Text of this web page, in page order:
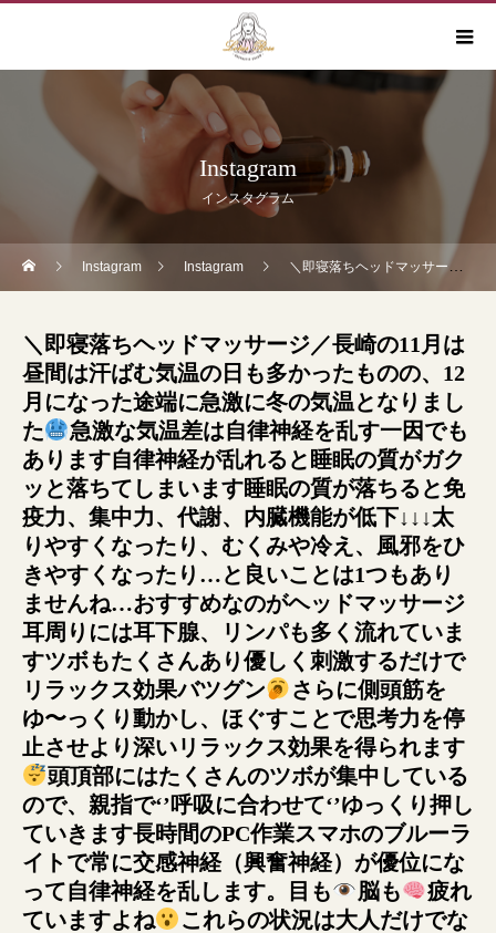
Instagram
インスタグラム
Instagram Instagram ＼即寝落ちヘッドマッサージ／長崎の11月は昼間は汗ばむ気温の日も多かったものの、12月になった途端に急激に冬の気温となりました
＼即寝落ちヘッドマッサージ／長崎の11月は
昼間は汗ばむ気温の日も多かったものの、12
月になった途端に急激に冬の気温となりまし
た
急激な気温差は自律神経を乱す一因でも
あります自律神経が乱れると睡眠の質がガク
ッと落ちてしまいます睡眠の質が落ちると免
疫力、集中力、代謝、内臓機能が低下↓↓↓太
りやすくなったり、むくみや冷え、風邪をひ
きやすくなったり…と良いことは1つもあり
ませんね…おすすめなのがヘッドマッサージ
耳周りには耳下腺、リンパも多く流れていま
すツボもたくさんあり優しく刺激するだけで
リラックス効果バツグン
さらに側頭筋を
ゆ〜っくり動かし、ほぐすことで思考力を停
止させより深いリラックス効果を得られます
頭頂部にはたくさんのツボが集中している
ので、親指で‘’呼吸に合わせて‘’ゆっくり押し
ていきます長時間のPC作業スマホのブルーラ
イトで常に交感神経（興奮神経）が優位にな
って自律神経を乱します。目も
脳も
疲れ
ていますよね
‍これらの状況は大人だけでな